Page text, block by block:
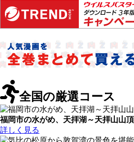
全国の厳選コース
福岡市の水がめ、天拝湖～天拝山山
詳しく見る